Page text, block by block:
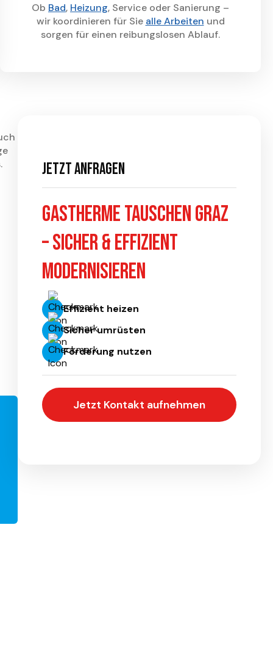
Ob Bad, Heizung, Service oder Sanierung –
wir koordinieren für Sie alle Arbeiten und
sorgen für einen reibungslosen Ablauf.
Jetzt anfragen
Gastherme tauschen Graz
– sicher & effizient
modernisieren
Effizient heizen
Sicher umrüsten
Förderung nutzen
Jetzt Kontakt aufnehmen
Unverbindliches Angebot